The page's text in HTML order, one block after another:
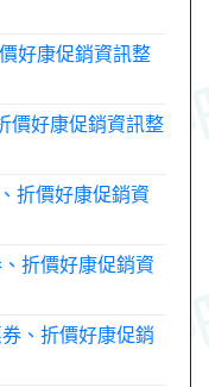
好康促銷資訊整
價好康促銷資訊整
折價好康促銷資
折價好康促銷資
、折價好康促銷